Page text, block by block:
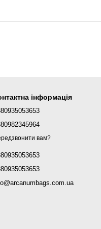
інформація
вам?